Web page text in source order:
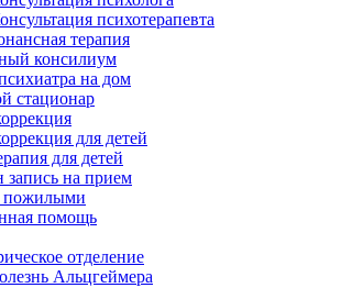
психотерапевта
терапия
консилиум
на дом
стационар
для детей
для детей
запись на прием
пожилыми
помощь
отделение
Альцгеймера